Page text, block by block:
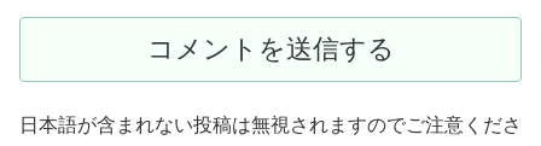
日本語が含まれない投稿は無視されますのでご注意くださ